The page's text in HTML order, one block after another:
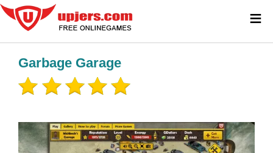
Garbage Garage
≡